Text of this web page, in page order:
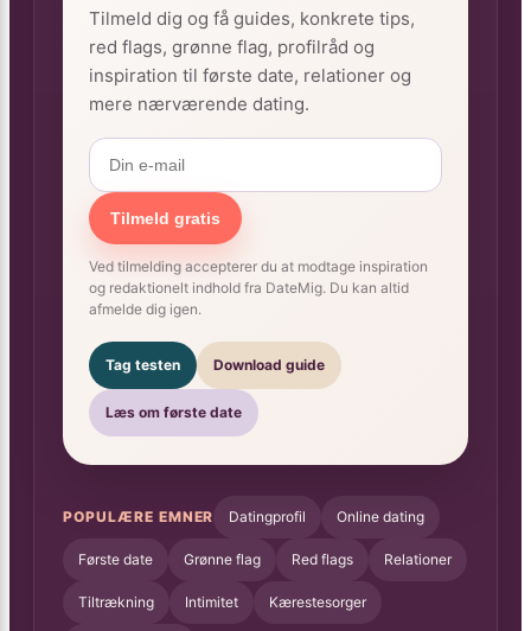
Tilmeld dig og få guides, konkrete tips,
red flags, grønne flag, profilråd og
inspiration til første date, relationer og
mere nærværende dating.
Tilmeld gratis
Ved tilmelding accepterer du at modtage inspiration
og redaktionelt indhold fra DateMig. Du kan altid
afmelde dig igen.
Tag testen Download guide
Læs om første date
POPULÆRE EMNER Datingprofil Online dating
Første date Grønne flag Red flags Relationer
Tiltrækning Intimitet Kærestesorger